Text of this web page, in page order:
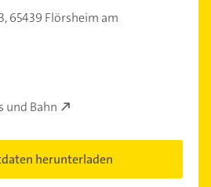
65439 Flörsheim am
und Bahn
herunterladen